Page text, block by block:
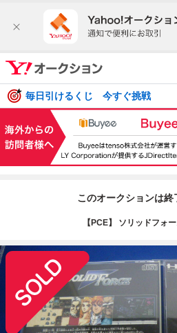
毎日引けるくじ 今すぐ挑戦
このオークションは終
【PCE】 ソリッドフォ